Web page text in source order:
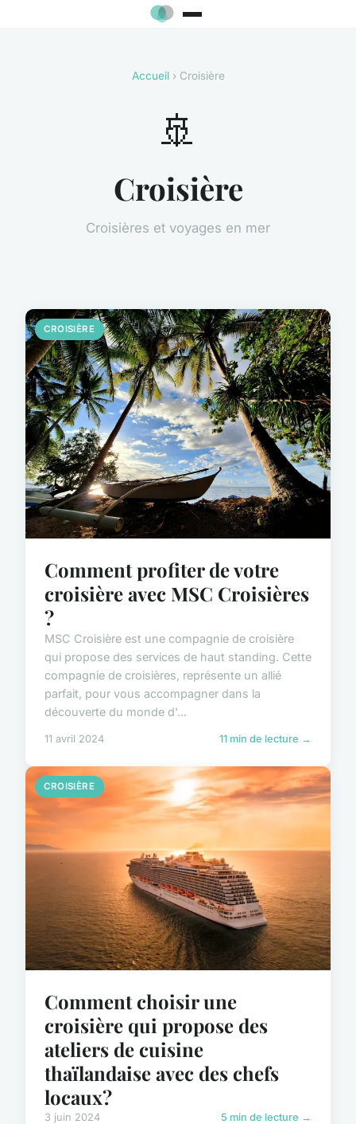
Accueil› Croisière
🚢
Croisière
Croisières et voyages en mer
CROISIÈRE
Comment profiter de votre
croisière avec MSC Croisières
?
MSC Croisière est une compagnie de croisière
qui propose des services de haut standing. Cette
compagnie de croisières, représente un allié
parfait, pour vous accompagner dans la
découverte du monde d'...
11 avril 2024 11 min de lecture →
CROISIÈRE
Comment choisir une
croisière qui propose des
ateliers de cuisine
thaïlandaise avec des chefs
locaux?
3 juin 2024 5 min de lecture →